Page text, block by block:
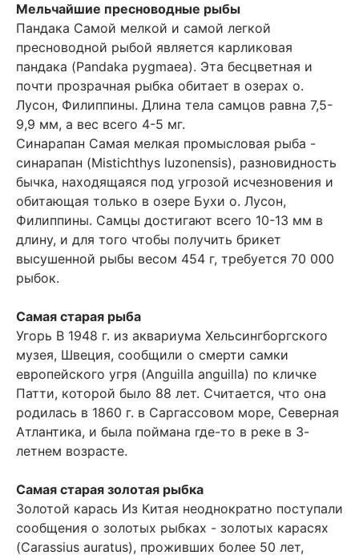
Мельчайшие пресноводные рыбы
Пандака Самой мелкой и самой легкой
пресноводной рыбой является карликовая
пандака (Pandaka pygmaea). Эта бесцветная и
почти прозрачная рыбка обитает в озерах о.
Лусон, Филиппины. Длина тела самцов равна 7,5-
9,9 мм, а вес всего 4-5 мг.
Синарапан Самая мелкая промысловая рыба -
синарапан (Mistichthys luzonensis), разновидность
бычка, находящаяся под угрозой исчезновения и
обитающая только в озере Бухи о. Лусон,
Филиппины. Самцы достигают всего 10-13 мм в
длину, и для того чтобы получить брикет
высушенной рыбы весом 454 г, требуется 70 000
рыбок.
Самая старая рыба
Угорь В 1948 г. из аквариума Хельсингборгского
музея, Швеция, сообщили о смерти самки
европейского угря (Anguilla anguilla) по кличке
Патти, которой было 88 лет. Считается, что она
родилась в 1860 г. в Саргассовом море, Северная
Атлантика, и была поймана где-то в реке в 3-
летнем возрасте.
Самая старая золотая рыбка
Золотой карась Из Китая неоднократно поступали
сообщения о золотых рыбках - золотых карасях
(Carassius auratus), проживших более 50 лет,